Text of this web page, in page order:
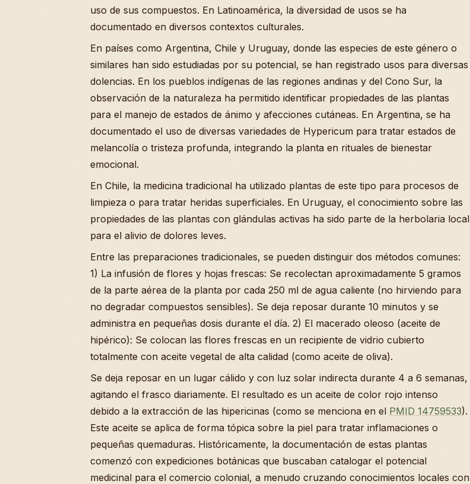
uso de sus compuestos. En Latinoamérica, la diversidad de usos se ha
documentado en diversos contextos culturales.
En países como Argentina, Chile y Uruguay, donde las especies de este género o
similares han sido estudiadas por su potencial, se han registrado usos para diversas
dolencias. En los pueblos indígenas de las regiones andinas y del Cono Sur, la
observación de la naturaleza ha permitido identificar propiedades de las plantas
para el manejo de estados de ánimo y afecciones cutáneas. En Argentina, se ha
documentado el uso de diversas variedades de Hypericum para tratar estados de
melancolía o tristeza profunda, integrando la planta en rituales de bienestar
emocional.
En Chile, la medicina tradicional ha utilizado plantas de este tipo para procesos de
limpieza o para tratar heridas superficiales. En Uruguay, el conocimiento sobre las
propiedades de las plantas con glándulas activas ha sido parte de la herbolaria local
para el alivio de dolores leves.
Entre las preparaciones tradicionales, se pueden distinguir dos métodos comunes:
1) La infusión de flores y hojas frescas: Se recolectan aproximadamente 5 gramos
de la parte aérea de la planta por cada 250 ml de agua caliente (no hirviendo para
no degradar compuestos sensibles). Se deja reposar durante 10 minutos y se
administra en pequeñas dosis durante el día. 2) El macerado oleoso (aceite de
hipérico): Se colocan las flores frescas en un recipiente de vidrio cubierto
totalmente con aceite vegetal de alta calidad (como aceite de oliva).
Se deja reposar en un lugar cálido y con luz solar indirecta durante 4 a 6 semanas,
agitando el frasco diariamente. El resultado es un aceite de color rojo intenso
debido a la extracción de las hipericinas (como se menciona en el PMID 14759533).
Este aceite se aplica de forma tópica sobre la piel para tratar inflamaciones o
pequeñas quemaduras. Históricamente, la documentación de estas plantas
comenzó con expediciones botánicas que buscaban catalogar el potencial
medicinal para el comercio colonial, a menudo cruzando conocimientos locales con